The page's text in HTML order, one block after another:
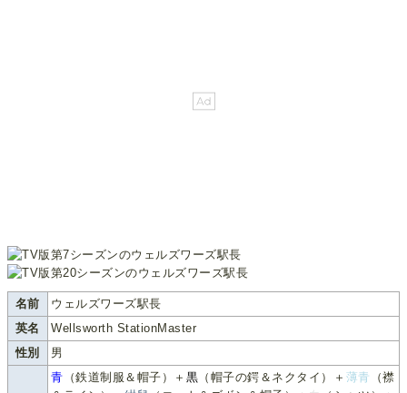
名前
ウェルズワーズ駅長
英名
Wellsworth StationMaster
性別
男
青 （鉄道制服＆帽子）＋ 黒 （帽子の鍔＆ネクタイ）＋ 薄青
（襟